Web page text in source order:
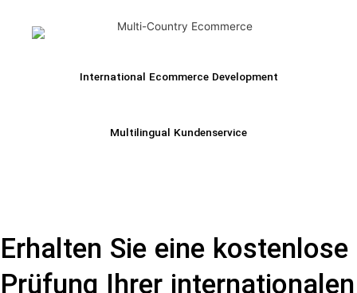
International Ecommerce Development
Multilingual Kundenservice
Erhalten Sie eine kostenlose
Prüfung Ihrer internationalen